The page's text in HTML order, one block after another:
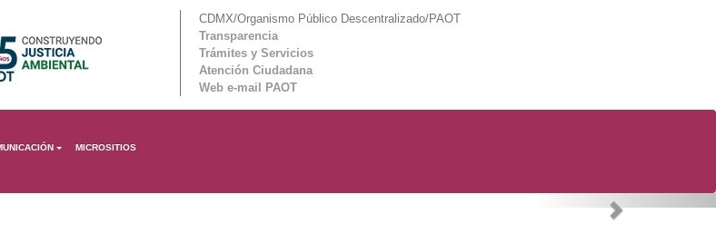
CDMX/Organismo Público Descentralizado/PAOT
Transparencia
Trámites y Servicios
Atención Ciudadana
Web e-mail PAOT
MICROSITIOS
Next